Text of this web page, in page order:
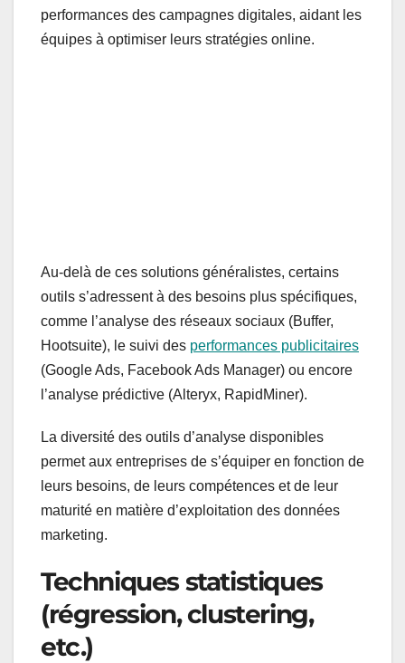
performances des campagnes digitales, aidant les
équipes à optimiser leurs stratégies online.
Au-delà de ces solutions généralistes, certains
outils s’adressent à des besoins plus spécifiques,
comme l’analyse des réseaux sociaux (Buffer,
Hootsuite), le suivi des performances publicitaires
(Google Ads, Facebook Ads Manager) ou encore
l’analyse prédictive (Alteryx, RapidMiner).
La diversité des outils d’analyse disponibles
permet aux entreprises de s’équiper en fonction de
leurs besoins, de leurs compétences et de leur
maturité en matière d’exploitation des données
marketing.
Techniques statistiques
(régression, clustering,
etc.)